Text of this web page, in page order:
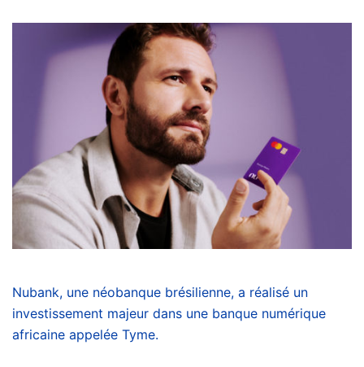
Nubank, une néobanque brésilienne, a réalisé un
investissement majeur dans une banque numérique
africaine appelée Tyme.